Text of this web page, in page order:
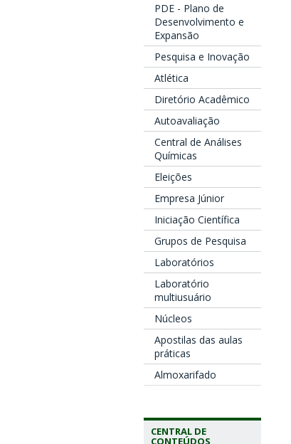
PDE - Plano de
Desenvolvimento e
Expansão
Pesquisa e Inovação
Atlética
Diretório Acadêmico
Autoavaliação
Central de Análises
Químicas
Eleições
Empresa Júnior
Iniciação Científica
Grupos de Pesquisa
Laboratórios
Laboratório
multiusuário
Núcleos
Apostilas das aulas
práticas
Almoxarifado
CENTRAL DE
CONTEÚDOS